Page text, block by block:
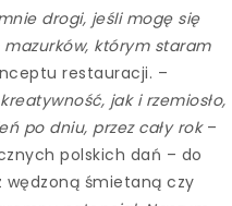
drogi, jeśli mogę się
którym staram
restauracji. –
jak i rzemiosło,
po dniu, przez cały rok –
polskich dań – do
wędzoną śmietaną czy